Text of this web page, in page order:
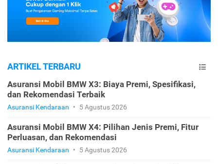
ARTIKEL TERBARU
Asuransi Mobil BMW X3: Biaya Premi, Spesifikasi,
dan Rekomendasi Terbaik
Asuransi Kendaraan • 5 Agustus 2026
Asuransi Mobil BMW X4: Pilihan Jenis Premi, Fitur
Perluasan, dan Rekomendasi
Asuransi Kendaraan • 5 Agustus 2026